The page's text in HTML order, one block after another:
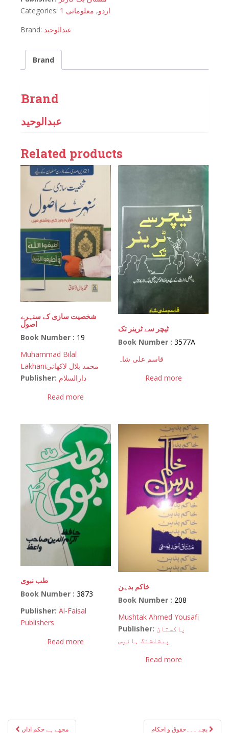
Categories:
اردو, معلوماتی 1
Brand: عبدالوحید
Brand
Brand
عبدالوحید
Related products
شخصیت سازی کے سنہرے
اصول
Book Number : 19
Muhammad Bilal
Lakhaniمحمد بلال لاکھانی
Publisher: دارالسلام
Read more
ٹیچر سے ٹرینر تک
Book Number :3577A
قاسم علی شاہ
Read more
طب نبوی
Book Number : 3873
Publisher: Al-Faisal
Publishers
Read more
خاکم بدہن
Book Number : 208
Mushtak Ahmed Yousafi
Publisher: پاکستان
پبشلشنگ ہائوس
Read more
Postمجھے ہے حکم اذاں